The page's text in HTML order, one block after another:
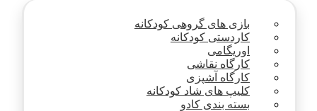
بازی های گروهی کودکانه
کاردستی کودکانه
اوریگامی
کارگاه نقاشی
کارگاه آشپزی
کلیپ های شاد کودکانه
بسته بندی کادو